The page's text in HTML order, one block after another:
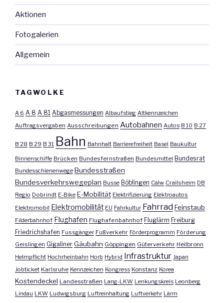
Aktionen
Fotogalerien
Allgemein
TAGWOLKE
A 6 A 8 A 81 Abgasmessungen Albaufstieg Altkennzeichen
Auftragsvergaben Ausschreibungen Autobahnen Autos B 10 B 27
B 28 B 29 B 31 Bahn Bahnhalt Barrierefreiheit Basel Baukultur
Binnenschiffe Brücken Bundesfernstraßen Bundesmittel Bundesrat
Bundesschienenwege Bundesstraßen
Bundesverkehrswegeplan Busse Böblingen Calw Crailsheim DB
Regio Dobrindt E-Bike E-Mobilität Elektrifizierung Elektroautos
Elektromobil Elektromobilität EU Fahrkultur FahrradFeinstaub
Filderbahnhof Flughafen Flughafenbahnhof Fluglärm Freiburg
Friedrichshafen Fussgänger Fußverkehr Förderprogramm Förderung
Geislingen Gigaliner Gäubahn Göppingen Güterverkehr Heilbronn
Helmpflicht Hochrheinbahn Horb Hybrid Infrastruktur Japan
Jobticket Karlsruhe Kennzeichen Kongress Konstanz Korea
Kostendeckel Landesstraßen Lang-LKW Lenkungskreis Leonberg
Lindau LKW Ludwigsburg Luftreinhaltung Luftverkehr Lärm